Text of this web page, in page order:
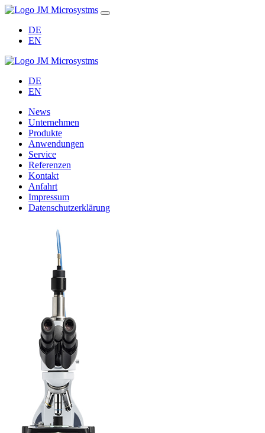
DE
EN
DE
EN
News
Unternehmen
Produkte
Anwendungen
Service
Referenzen
Kontakt
Anfahrt
Impressum
Datenschutzerklärung